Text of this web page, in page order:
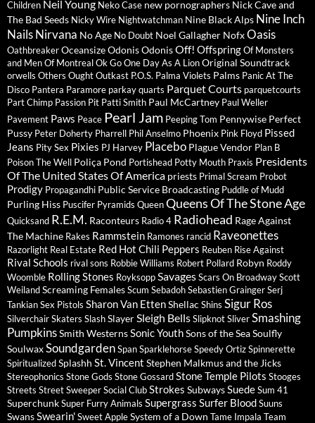
Children Neil Young Neko Case new pornographers Nick Cave and
The Bad Seeds Nicky Wire Nightwatchman Nine Black Alps Nine Inch
Nails Nirvana No Age No Doubt Noel Gallagher NofxOasis
OathbreakerOceansizeOdonis OdonisOff! OffspringOf Monsters
and MenOf MontrealOk GoOne Day As A LionOriginal Soundtrack
orwells Others OughtOutkast P.O.S. Palma Violets Palms Panic At The
Disco Pantera Paramore parkay quarts Parquet Courts parquetcourts
Part Chimp Passion Pit Patti Smith Paul McCartney Paul Weller
Pavement Paws Peace Pearl Jam Peeping Tom Pennywise Perfect
Pussy Peter Doherty Pharrell Phil Anselmo Phoenix Pink Floyd Pissed
Jeans Pity Sex Pixies PJ Harvey Placebo Plague Vendor Plan B
Poison The Well Poliça Pond Portishead Potty Mouth Praxis Presidents
Of The United States Of America priests Primal Scream Probot
Prodigy Propagandhi Public Service Broadcasting Puddle of Mudd
Purling Hiss Puscifer Pyramids QueenQueens Of The Stone Age
Quicksand R.E.M. Raconteurs Radio 4 Radiohead Rage Against
The Machine Rakes Rammstein Ramones rancid Raveonettes
Razorlight Real Estate Red Hot Chili Peppers Reuben Rise Against
Rival Schools rival sons Robbie Williams Robert Pollard Robyn Roddy
Woomble Rolling Stones RoyksoppSavagesScars On BroadwayScott
WeilandScreaming FemalesScum SebadohSebastien GraingerSerj
TankianSex Pistols Sharon Van EttenShellac Shins Sigur Ros
SilverchairSkaters SlashSlayerSleigh BellsSlipknotSliverSmashing
PumpkinsSmith WesternsSonic YouthSons of the SeaSoulfly
SoulwaxSoundgardenSpanSparklehorseSpeedy OrtizSpinnerette
SpiritualizedSplashh St. Vincent Stephen Malkmus and the Jicks
Stereophonics Stone Gods Stone GossardStone Temple Pilots Stooges
Streets Street Sweeper Social ClubStrokes SubwaysSuedeSum 41
SuperchunkSuper Furry Animals Supergrass Surfer BloodSuuns
SwansSwearin'Sweet AppleSystem of a Down Tame Impala Team